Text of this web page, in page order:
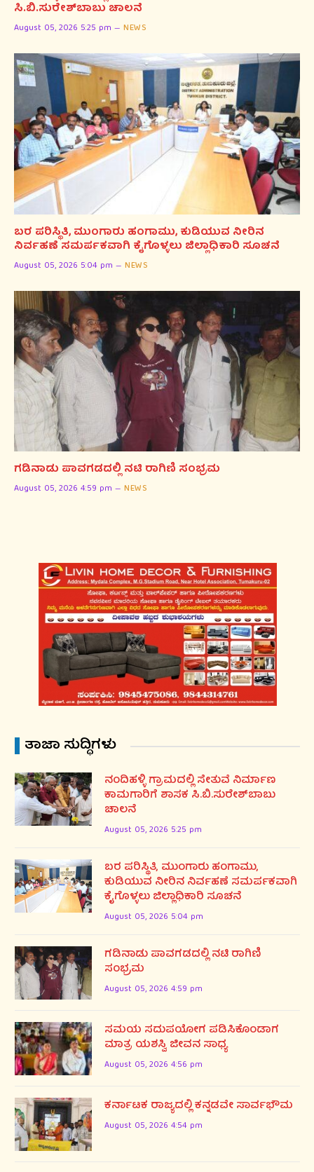
ಸಿ.ಬಿ.ಸುರೇಶ್‌ಬಾಬು ಚಾಲನೆ
August 05, 2026 5:25 pm NEWS
ಬರ ಪರಿಸ್ಥಿತಿ, ಮುಂಗಾರು ಹಂಗಾಮು, ಕುಡಿಯುವ ನೀರಿನ
ನಿರ್ವಹಣೆ ಸಮರ್ಪಕವಾಗಿ ಕೈಗೊಳ್ಳಲು ಜಿಲ್ಲಾಧಿಕಾರಿ ಸೂಚನೆ
August 05, 2026 5:04 pm NEWS
ಗಡಿನಾಡು ಪಾವಗಡದಲ್ಲಿ ನಟಿ ರಾಗಿಣಿ ಸಂಭ್ರಮ
August 05, 2026 4:59 pm NEWS
ತಾಜಾ ಸುದ್ಧಿಗಳು
ನಂದಿಹಳ್ಳಿ ಗ್ರಾಮದಲ್ಲಿ ಸೇತುವೆ ನಿರ್ಮಾಣ
ಕಾಮಗಾರಿಗೆ ಶಾಸಕ ಸಿ.ಬಿ.ಸುರೇಶ್‌ಬಾಬು
ಚಾಲನೆ
August 05, 2026 5:25 pm
ಬರ ಪರಿಸ್ಥಿತಿ, ಮುಂಗಾರು ಹಂಗಾಮು,
ಕುಡಿಯುವ ನೀರಿನ ನಿರ್ವಹಣೆ ಸಮರ್ಪಕವಾಗಿ
ಕೈಗೊಳ್ಳಲು ಜಿಲ್ಲಾಧಿಕಾರಿ ಸೂಚನೆ
August 05, 2026 5:04 pm
ಗಡಿನಾಡು ಪಾವಗಡದಲ್ಲಿ ನಟಿ ರಾಗಿಣಿ
ಸಂಭ್ರಮ
August 05, 2026 4:59 pm
ಸಮಯ ಸದುಪಯೋಗ ಪಡಿಸಿಕೊಂಡಾಗ
ಮಾತ್ರ ಯಶಸ್ವಿ ಜೀವನ ಸಾಧ್ಯ
August 05, 2026 4:56 pm
ಕರ್ನಾಟಕ ರಾಜ್ಯದಲ್ಲಿ ಕನ್ನಡವೇ ಸಾರ್ವಭೌಮ
August 05, 2026 4:54 pm